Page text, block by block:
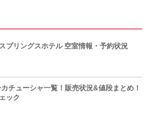
プリングスホテル 空室情報・予約状況
チューシャ一覧！販売状況&値段まとめ！
ック